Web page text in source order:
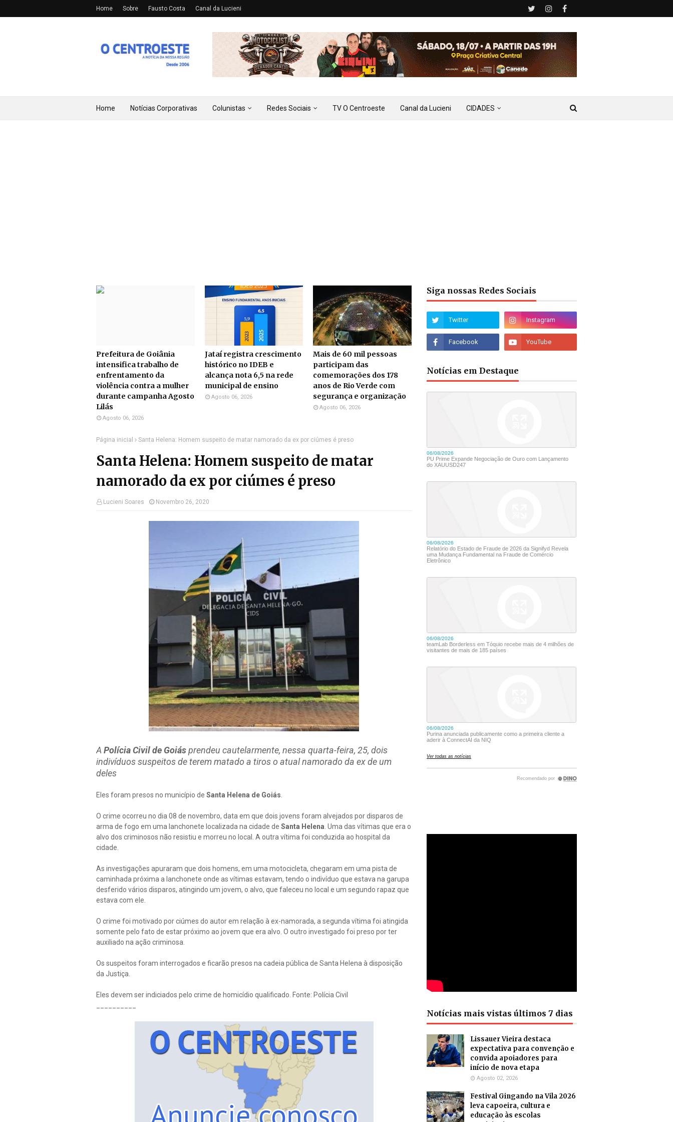
Home Sobre Fausto Costa Canal da Lucieni
Home Notícias Corporativas Colunistas Redes Sociais TV O Centroeste Canal da Lucieni CIDADES
Prefeitura de Goiânia
intensifica trabalho de
enfrentamento da
violência contra a mulher
durante campanha Agosto
Lilás
Agosto 06, 2026
Jataí registra crescimento
histórico no IDEB e
alcança nota 6,5 na rede
municipal de ensino
Agosto 06, 2026
Mais de 60 mil pessoas
participam das
comemorações dos 178
anos de Rio Verde com
segurança e organização
Agosto 06, 2026
Página inicial Santa Helena: Homem suspeito de matar namorado da ex por ciúmes é preso
Santa Helena: Homem suspeito de matar
namorado da ex por ciúmes é preso
Lucieni Soares Novembro 26, 2020
A Polícia Civil de Goiásprendeu cautelarmente, nessa quarta-feira, 25, dois
indivíduos suspeitos de terem matado a tiros o atual namorado da ex de um
deles
Eles foram presos no município de Santa Helena de Goiás
O crime ocorreu no dia 08 de novembro, data em que dois jovens foram alvejados por disparos de
arma de fogo em uma lanchonete localizada na cidade de Santa Helena . Uma das vítimas que era o
alvo dos criminosos não resistiu e morreu no local. A outra vítima foi conduzida ao hospital da
cidade.
As investigações apuraram que dois homens, em uma motocicleta, chegaram em uma pista de
caminhada próxima a lanchonete onde as vítimas estavam, tendo o indivíduo que estava na garupa
desferido vários disparos, atingindo um jovem, o alvo, que faleceu no local e um segundo rapaz que
estava com ele.
O crime foi motivado por ciúmes do autor em relação à ex-namorada, a segunda vítima foi atingida
somente pelo fato de estar próximo ao jovem que era alvo. O outro investigado foi preso por ter
auxiliado na ação criminosa.
Os suspeitos foram interrogados e ficarão presos na cadeia pública de Santa Helena à disposição
da Justiça.
Eles devem ser indiciados pelo crime de homicídio qualificado. Fonte: Polícia Civil
Siga nossas Redes Sociais
Notícias em Destaque
Notícias mais vistas últimos 7 dias
Lissauer Vieira destaca
expectativa para convenção e
convida apoiadores para
início de nova etapa
Agosto 02, 2026
Festival Gingando na Vila 2026
leva capoeira, cultura e
educação às escolas